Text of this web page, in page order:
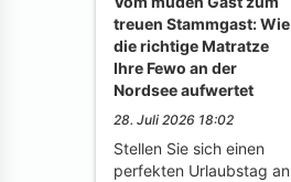
treuen Stammgast: Wie
die richtige Matratze
Ihre Fewo an der
Nordsee aufwertet
28. Juli 2026 18:02
Stellen Sie sich einen
perfekten Urlaubstag an